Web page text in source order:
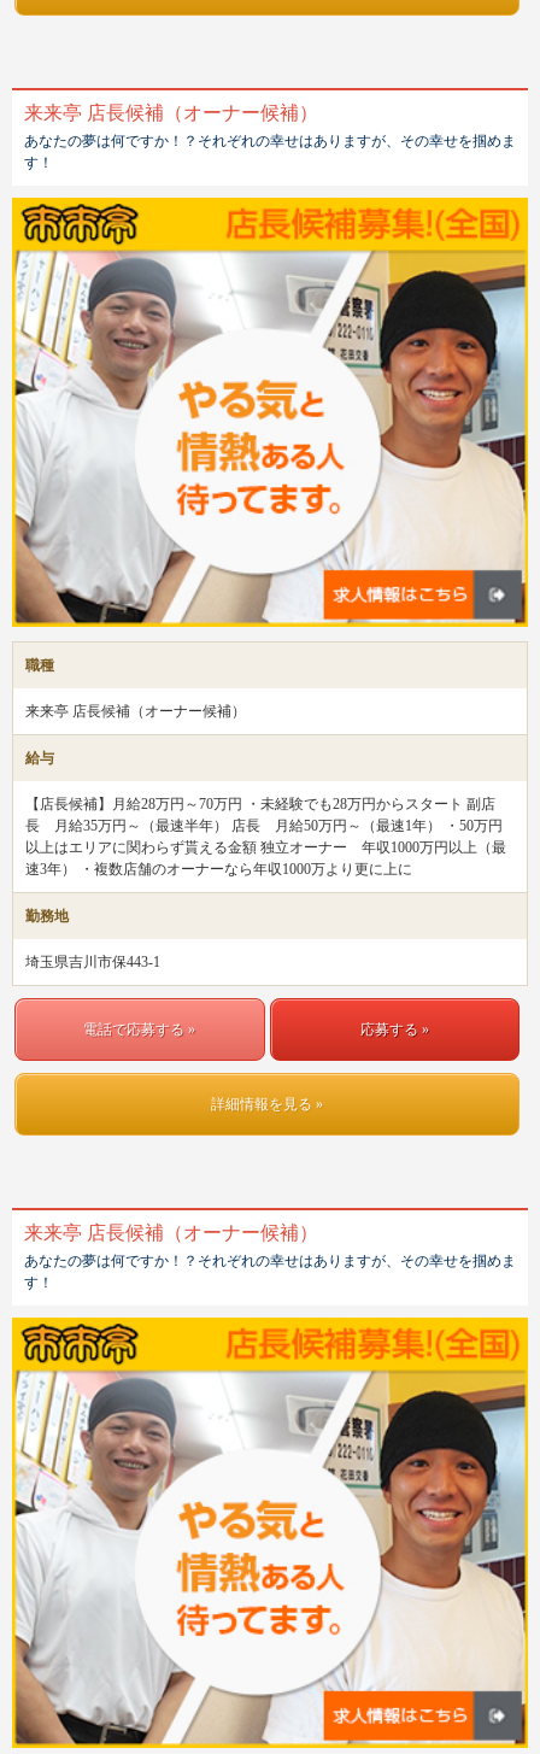
来来亭 店長候補（オーナー候補）
あなたの夢は何ですか！？それぞれの幸せはありますが、その幸せを掴めま
す！
職種
来来亭 店長候補（オーナー候補）
給与
【店長候補】月給28万円～70万円 ・未経験でも28万円からスタート 副店
長 月給35万円～（最速半年） 店長 月給50万円～（最速1年） ・50万円
以上はエリアに関わらず貰える金額 独立オーナー 年収1000万円以上（最
速3年） ・複数店舗のオーナーなら年収1000万より更に上に
勤務地
埼玉県吉川市保443-1
電話で応募する » 応募する »
詳細情報を見る »
来来亭 店長候補（オーナー候補）
あなたの夢は何ですか！？それぞれの幸せはありますが、その幸せを掴めま
す！